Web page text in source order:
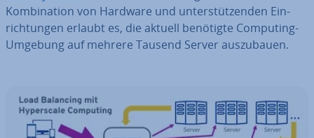
Kom­bi­na­ti­on von Hardware und un­ter­stüt­zen­den Ein­
rich­tun­gen erlaubt es, die aktuell benötigte Computing-
Umgebung auf mehrere Tausend Server aus­zu­bau­en.